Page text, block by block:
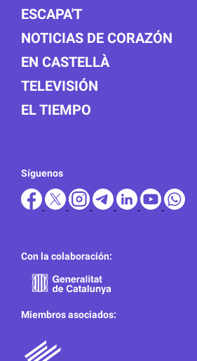
ESCAPA'T
NOTICIAS DE CORAZÓN
EN CASTELLÀ
TELEVISIÓN
EL TIEMPO
Síguenos
Con la colaboración:
Miembros asociados: